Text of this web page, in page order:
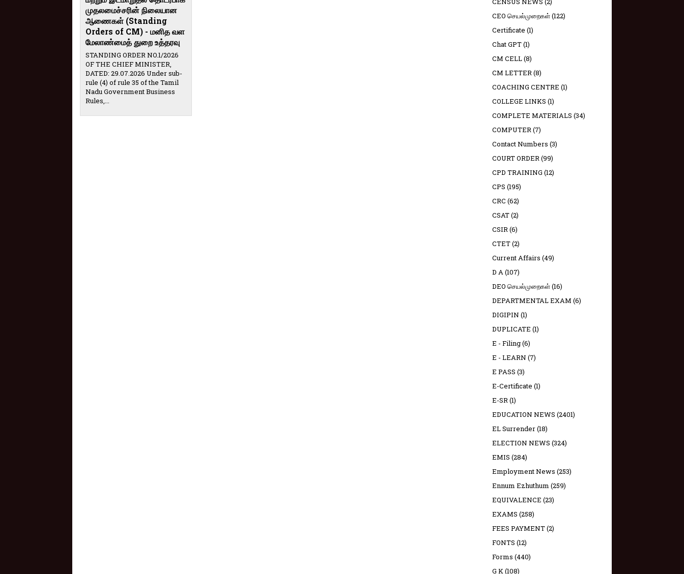
முதலமைச்சரின் நிலையான
ஆணைகள் (Standing
Orders of CM) - மனித வள
மேலாண்மைத் துறை உத்தரவு
STANDING ORDER NO.1/2026
OF THE CHIEF MINISTER,
DATED: 29.07.2026 Under sub-
rule (4) of rule 35 of the Tamil
Nadu Government Business
Rules,...
CEO செயல்முறைகள்(122)
Certificate (1)
Chat GPT(1)
CM CELL(8)
CM LETTER(8)
COACHING CENTRE (1)
COLLEGE LINKS (1)
COMPLETE MATERIALS (34)
COMPUTER(7)
Contact Numbers (3)
COURT ORDER(99)
CPD TRAINING (12)
CPS (195)
CRC (62)
CSAT(2)
CSIR(6)
CTET(2)
Current Affairs (49)
D A(107)
DEO செயல்முறைகள்(16)
DEPARTMENTAL EXAM (6)
DIGIPIN (1)
DUPLICATE (1)
E - Filing(6)
E - LEARN (7)
E PASS (3)
E-Certificate (1)
E-SR(1)
EDUCATION NEWS (2401)
EL Surrender(18)
ELECTION NEWS (324)
EMIS (284)
Employment News (253)
Ennum Ezhuthum (259)
EQUIVALENCE (23)
EXAMS (258)
FEES PAYMENT(2)
FONTS (12)
Forms (440)
G K(108)